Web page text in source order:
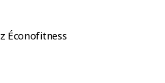
Éconofitness